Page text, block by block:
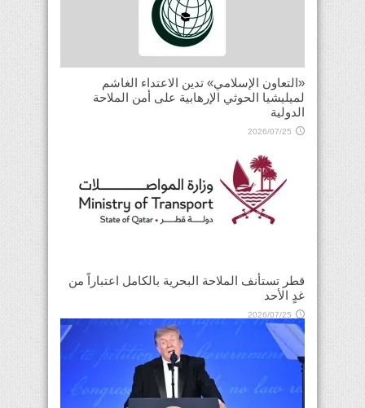
«التعاون الإسلامي» تدين الاعتداء الغاشم
لميليشيا الحوثي الإرهابية على أمن الملاحة
الدولية
2026/07/25
قطر تستأنف الملاحة البحرية بالكامل اعتباراً من
غدٍ الأحد
2026/07/25